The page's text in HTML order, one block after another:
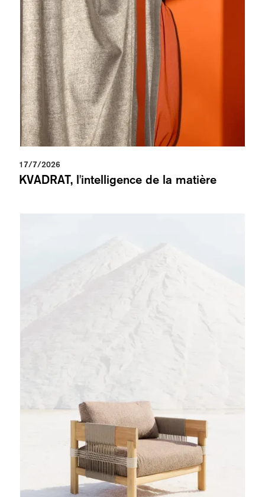
17/7/2026
KVADRAT, l'intelligence de la matière